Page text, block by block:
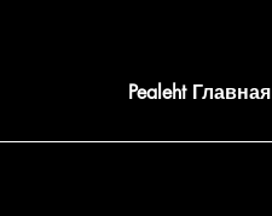
Pealeht Главная